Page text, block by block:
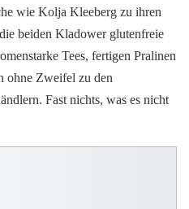
wie Kolja Kleeberg zu ihren
beiden Kladower glutenfreie
Tees, fertigen Pralinen
ohne Zweifel zu den
Fast nichts, was es nicht